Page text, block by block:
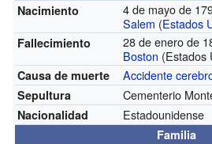
Nacimiento
4 de mayo de
Salem (Estados
Fallecimiento
28 de enero de
Boston (Estados
Causa de muerte Accidente
Sepultura Cementerio
Nacionalidad Estadounidense
Familia